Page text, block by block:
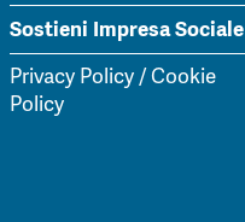
Sostieni Impresa Sociale
Privacy Policy/Cookie
Policy